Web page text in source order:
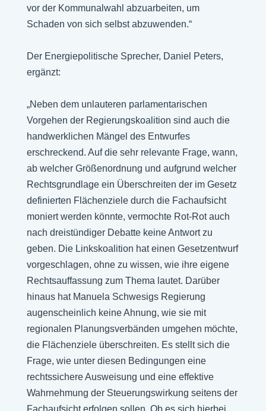
vor der Kommunalwahl abzuarbeiten, um
Schaden von sich selbst abzuwenden.“
Der Energiepolitische Sprecher, Daniel Peters,
ergänzt:
„Neben dem unlauteren parlamentarischen
Vorgehen der Regierungskoalition sind auch die
handwerklichen Mängel des Entwurfes
erschreckend. Auf die sehr relevante Frage, wann,
ab welcher Größenordnung und aufgrund welcher
Rechtsgrundlage ein Überschreiten der im Gesetz
definierten Flächenziele durch die Fachaufsicht
moniert werden könnte, vermochte Rot-Rot auch
nach dreistündiger Debatte keine Antwort zu
geben. Die Linkskoalition hat einen Gesetzentwurf
vorgeschlagen, ohne zu wissen, wie ihre eigene
Rechtsauffassung zum Thema lautet. Darüber
hinaus hat Manuela Schwesigs Regierung
augenscheinlich keine Ahnung, wie sie mit
regionalen Planungsverbänden umgehen möchte,
die Flächenziele überschreiten. Es stellt sich die
Frage, wie unter diesen Bedingungen eine
rechtssichere Ausweisung und eine effektive
Wahrnehmung der Steuerungswirkung seitens der
Fachaufsicht erfolgen sollen. Ob es sich hierbei